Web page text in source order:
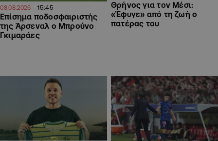
08.08.2026 15:45
Επίσημα ποδοσφαιριστής
της Άρσεναλ ο Μπρούνο
Γκιμαράες
Θρήνος για τον Μέσι:
«Έφυγε» από τη ζωή ο
πατέρας του